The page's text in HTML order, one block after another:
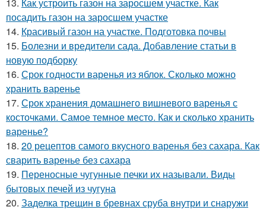
13. Как устроить газон на заросшем участке. Как
посадить газон на заросшем участке
14. Красивый газон на участке. Подготовка почвы
15. Болезни и вредители сада. Добавление статьи в
новую подборку
16. Срок годности варенья из яблок. Сколько можно
хранить варенье
17. Срок хранения домашнего вишневого варенья с
косточками. Самое темное место. Как и сколько хранить
варенье?
18. 20 рецептов самого вкусного варенья без сахара. Как
сварить варенье без сахара
19. Переносные чугунные печки их называли. Виды
бытовых печей из чугуна
20. Заделка трещин в бревнах сруба внутри и снаружи